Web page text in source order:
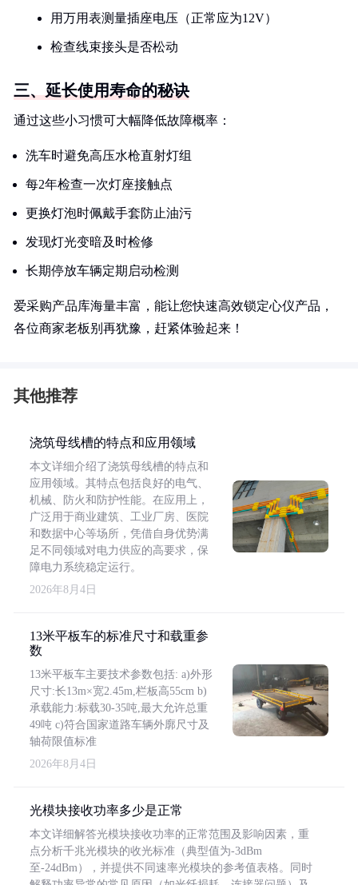
用万用表测量插座电压（正常应为12V）
检查线束接头是否松动
三、延长使用寿命的秘诀
通过这些小习惯可大幅降低故障概率：
洗车时避免高压水枪直射灯组
每2年检查一次灯座接触点
更换灯泡时佩戴手套防止油污
发现灯光变暗及时检修
长期停放车辆定期启动检测
爱采购产品库海量丰富，能让您快速高效锁定心仪产品，
各位商家老板别再犹豫，赶紧体验起来！
其他推荐
浇筑母线槽的特点和应用领域
本文详细介绍了浇筑母线槽的特点和
应用领域。其特点包括良好的电气、
机械、防火和防护性能。在应用上，
广泛用于商业建筑、工业厂房、医院
和数据中心等场所，凭借自身优势满
足不同领域对电力供应的高要求，保
障电力系统稳定运行。
2026年8月4日
13米平板车的标准尺寸和载重参
数
13米平板车主要技术参数包括: a)外形
尺寸:长13m×宽2.45m,栏板高55cm b)
承载能力:标载30-35吨,最大允许总重
49吨 c)符合国家道路车辆外廓尺寸及
轴荷限值标准
2026年8月4日
光模块接收功率多少是正常
本文详细解答光模块接收功率的正常范围及影响因素，重
点分析千兆光模块的收光标准（典型值为-3dBm
至-24dBm），并提供不同速率光模块的参考值表格。同时